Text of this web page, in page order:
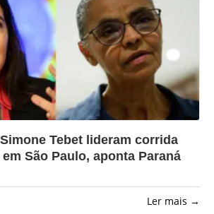
Tebet lideram corrida
São Paulo, aponta Paraná
Ler mais →